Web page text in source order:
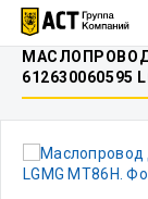
612630060595